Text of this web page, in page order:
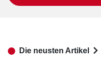
Die neusten Artikel